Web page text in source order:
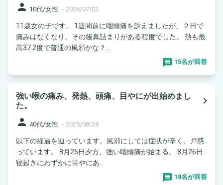
person 10代/女性 - 2026/07/03
11歳女の子です。 1週間前に咽頭痛を訴えましたが、２日で
痛みはなくなり、その後鼻詰まりがある程度でした。 熱も最
高37.2度で普通の風邪かな？...
15名が回答
強い喉の痛み、発熱、頭痛、目やにが出始めまし
た。
navigate_next
person 40代/女性 - 2025/08/28
以下の経過を辿っています。風邪にしては症状が辛く、戸惑
っています。 8月25日夕方、強い咽頭痛が始まる。 8月26日
寝起きにわずかに目やにあ...
18名が回答